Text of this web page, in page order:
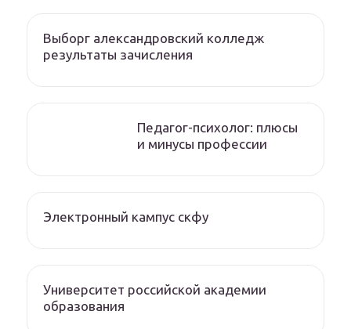
Выборг александровский колледж
результаты зачисления
Педагог-психолог: плюсы
и минусы профессии
Электронный кампус скфу
Университет российской академии
образования